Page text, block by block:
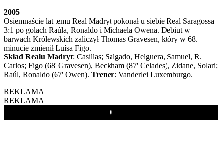
2005
Osiemnaście lat temu Real Madryt pokonał u siebie Real Saragossa
3:1 po golach Raúla, Ronaldo i Michaela Owena. Debiut w
barwach Królewskich zaliczył Thomas Gravesen, który w 68.
minucie zmienił Luísa Figo.
Skład Realu Madryt: Casillas; Salgado, Helguera, Samuel, R.
Carlos; Figo (68' Gravesen), Beckham (87' Celades), Zidane, Solari;
Raúl, Ronaldo (67' Owen). Trener: Vanderlei Luxemburgo.
REKLAMA
REKLAMA
Play